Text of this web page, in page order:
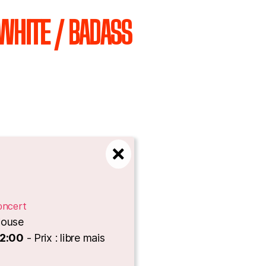
/ BADASS
- Prix : libre mais